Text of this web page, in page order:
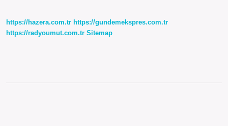
https://hazera.com.tr https://gundemekspres.com.tr
https://radyoumut.com.tr Sitemap